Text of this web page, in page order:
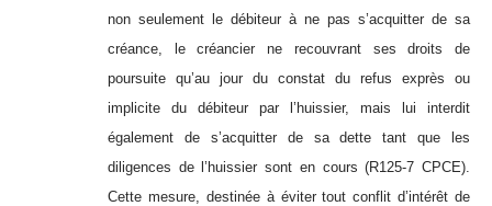
non seulement le débiteur à ne pas s’acquitter de sa
créance, le créancier ne recouvrant ses droits de
poursuite qu’au jour du constat du refus exprès ou
implicite du débiteur par l’huissier, mais lui interdit
également de s’acquitter de sa dette tant que les
diligences de l’huissier sont en cours (R125-7 CPCE).
Cette mesure, destinée à éviter tout conflit d’intérêt de